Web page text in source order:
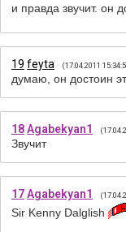
и правда звучит. он
19 feyta (17.04.2011
думаю, он достоин
18Agabekyan1
Звучит
17Agabekyan1
Sir Kenny Dalglish